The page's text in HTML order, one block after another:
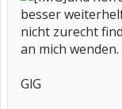
besser
nicht zurecht
an mich wenden.
GlG